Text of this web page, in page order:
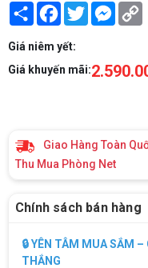
Share Facebook
Twitter
Giá niêm yết:
Giá khuyến mãi:
Giao Hàng Toàn
Thu Mua Phòng Net
Chính sách bán hàng
🔒 YÊN TÂM MUA SẮM
THẮNG